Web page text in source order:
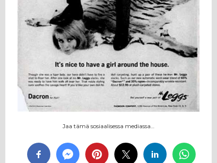
Jaa tämä sosiaalisessa mediassa…